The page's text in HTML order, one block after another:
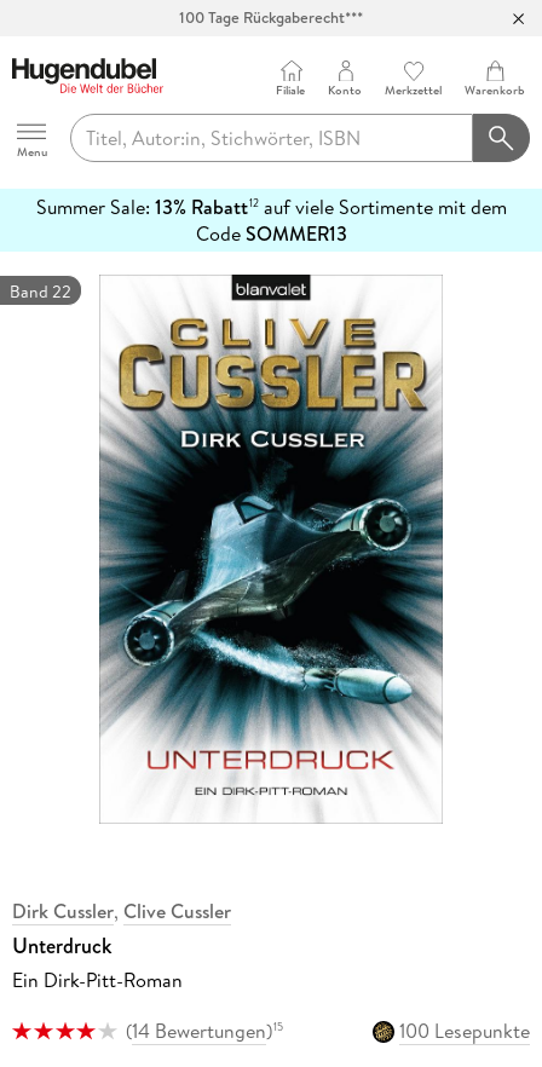
100 Tage Rückgaberecht***
Hugendubel
Menu
Filiale Konto Merkzettel Warenkorb
Summer Sale: 13% Rabatt12auf viele Sortimente mit dem
CodeSOMMER13
erfahren
Band 22
Dirk Cussler, Clive Cussler
Unterdruck
Ein Dirk-Pitt-Roman
(14 Bewertungen)15
100 Lesepunkte